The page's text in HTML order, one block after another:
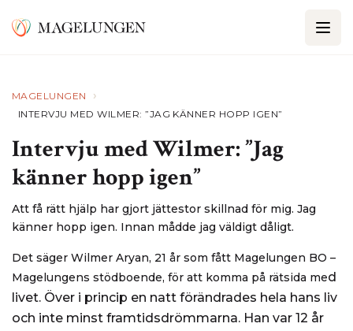
MAGELUNGEN ›
INTERVJU MED WILMER: ”JAG KÄNNER HOPP IGEN”
Intervju med Wilmer: ”Jag
känner hopp igen”
Att få rätt hjälp har gjort jättestor skillnad för mig. Jag
känner hopp igen. Innan mådde jag väldigt dåligt.
Det säger Wilmer Aryan, 21 år som fått Magelungen BO –
Magelungens stödboende, för att komma på rätsida med
livet. Över i princip en natt förändrades hela hans liv
och inte minst framtidsdrömmarna. Han var 12 år